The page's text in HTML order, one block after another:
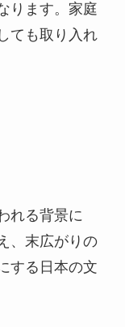
ります。家庭
ても取り入れ
れる背景に
、末広がりの
する日本の文